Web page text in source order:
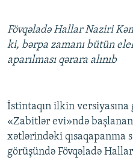
Fövqəladə Hallar Naziri
ki, bərpa zamanı bütün
aparılması qərara alınıb
İstintaqın ilkin versiyasına
«Zabitlər evi»ndə
xətlərindəki qısaqapanma
görüşündə Fövqəladə